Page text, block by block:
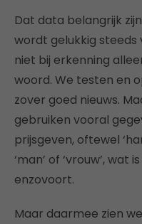
Dat data belangrijk
wordt gelukkig steeds
niet bij erkenning
woord. We testen en
zover goed nieuws.
gebruiken vooral
prijsgeven, oftewel
‘man’ of ‘vrouw’, wat
enzovoort.
Maar daarmee zien